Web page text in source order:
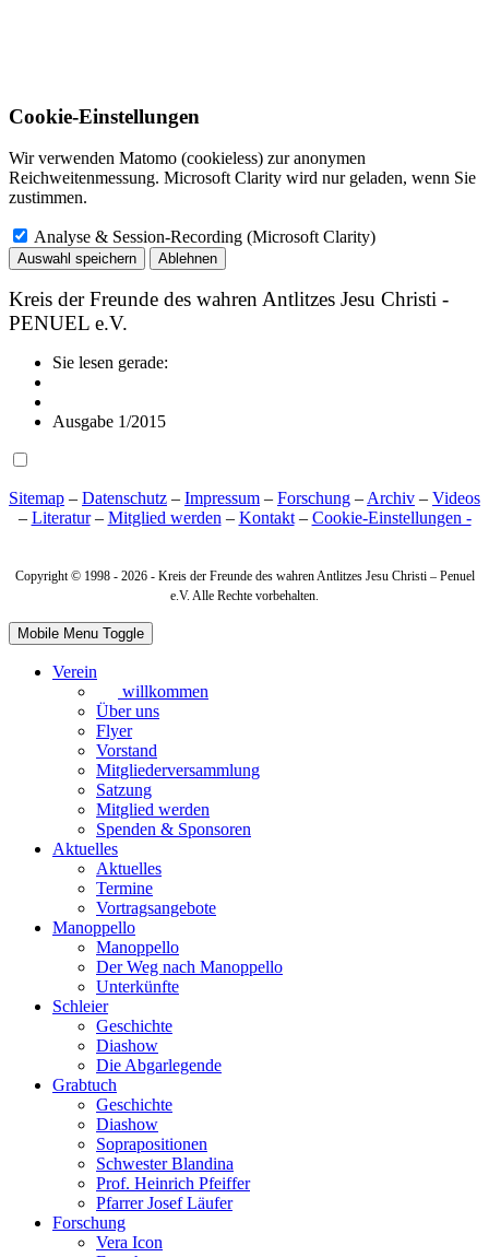
Cookie-Einstellungen
Wir verwenden Matomo (cookieless) zur anonymen
Reichweitenmessung. Microsoft Clarity wird nur geladen, wenn Sie
zustimmen.
Analyse & Session-Recording (Microsoft Clarity)
Auswahl speichern Ablehnen
Kreis der Freunde des wahren Antlitzes Jesu Christi -
PENUEL e.V.
Sie lesen gerade:
Ausgabe 1/2015
Sitemap – Datenschutz – Impressum – Forschung – Archiv – Videos
– Literatur– Mitglied werden – Kontakt– Cookie‑Einstellungen -
Copyright © 1998 - 2026 - Kreis der Freunde des wahren Antlitzes Jesu Christi – Penuel
e.V. Alle Rechte vorbehalten.
Mobile Menu Toggle
Verein
willkommen
Über uns
Flyer
Vorstand
Mitgliederversammlung
Satzung
Mitglied werden
Spenden & Sponsoren
Aktuelles
Aktuelles
Termine
Vortragsangebote
Manoppello
Manoppello
Der Weg nach Manoppello
Unterkünfte
Schleier
Geschichte
Diashow
Die Abgarlegende
Grabtuch
Geschichte
Diashow
Soprapositionen
Schwester Blandina
Prof. Heinrich Pfeiffer
Pfarrer Josef Läufer
Forschung
Vera Icon